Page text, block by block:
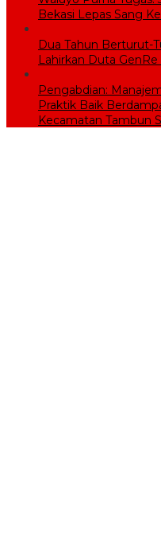
Bekasi Lepas Sang
Dua Tahun Berturut-
Lahirkan Duta
Pengabdian:
Praktik Baik
Kecamatan Tambun